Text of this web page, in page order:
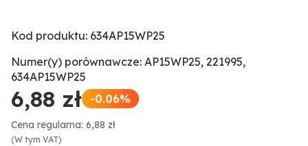
Kod produktu: 634AP15WP25
Numer(y) porównawcze: AP15WP25, 221995,
634AP15WP25
6,88 zł -0.06%
Cena regularna: 6,88 zł
(W tym VAT)